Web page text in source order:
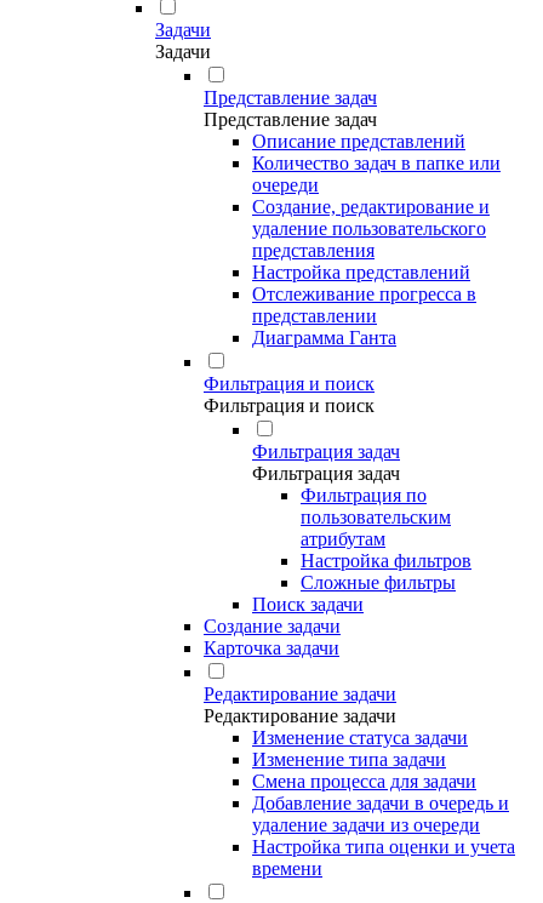
Задачи
Задачи
Представление задач
Представление задач
Описание представлений
Количество задач в папке или
очереди
Создание, редактирование и
удаление пользовательского
представления
Настройка представлений
Отслеживание прогресса в
представлении
Диаграмма Ганта
Фильтрация и поиск
Фильтрация и поиск
Фильтрация задач
Фильтрация задач
Фильтрация по
пользовательским
атрибутам
Настройка фильтров
Сложные фильтры
Поиск задачи
Создание задачи
Карточка задачи
Редактирование задачи
Редактирование задачи
Изменение статуса задачи
Изменение типа задачи
Смена процесса для задачи
Добавление задачи в очередь и
удаление задачи из очереди
Настройка типа оценки и учета
времени